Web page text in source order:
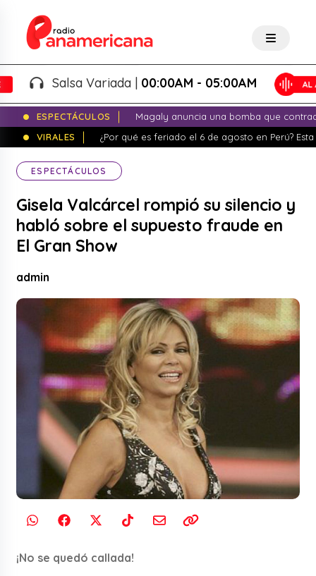
Salsa Variada |00:00AM - 05:00AM
ESPECTÁCULOS
Magaly anuncia una bomba que
VIRALES
¿Por qué es feriado el 6 de agosto en Perú?
ESPECTÁCULOS
Gisela Valcárcel rompió su silencio y
habló sobre el supuesto fraude en
El Gran Show
admin
¡No se quedó callada!